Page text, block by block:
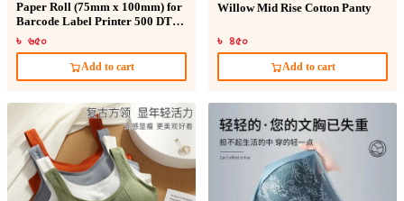
Paper Roll (75mm x 100mm) for
Barcode Label Printer 500 DT
Sticker
৳ ৬৫০
Add to cart
Willow Mid Rise Cotton Panty
৳ ৪৫০
Add to cart